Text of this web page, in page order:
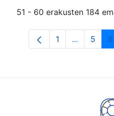
51 - 60 erakusten 184
Orrialdea
1 ... 5 6